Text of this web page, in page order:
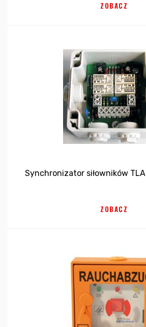
ZOBACZ
Synchronizator siłowników
ZOBACZ